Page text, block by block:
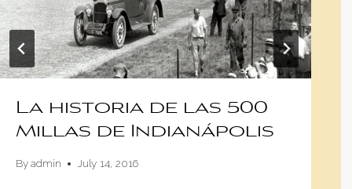
La historia de las 500
Millas de Indianápolis
Byadmin July 14, 2016